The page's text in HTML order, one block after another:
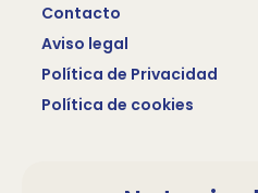
Contacto
Aviso legal
Política de Privacidad
Política de cookies